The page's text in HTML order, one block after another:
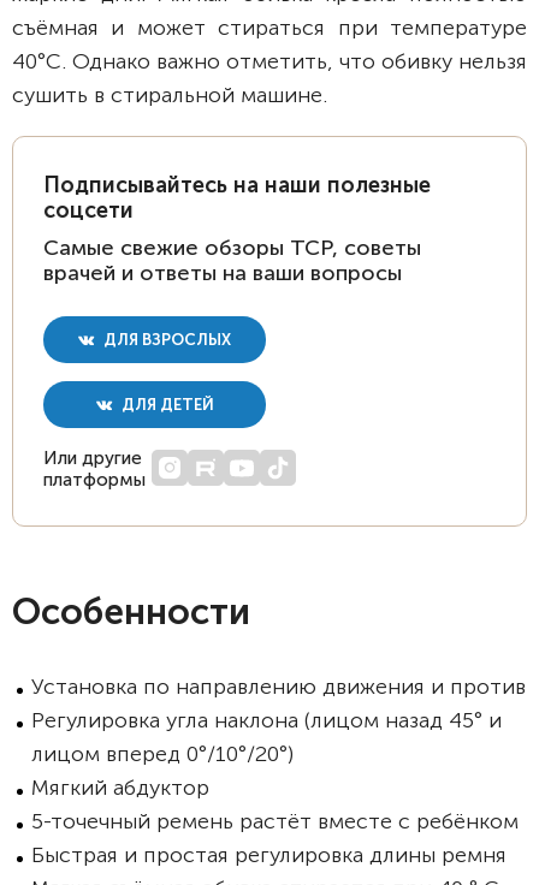
съёмная и может стираться при температуре
40°C. Однако важно отметить, что обивку нельзя
сушить в стиральной машине.
Подписывайтесь на наши полезные
соцсети
Самые свежие обзоры ТСР, советы
врачей и ответы на ваши вопросы
ДЛЯ ВЗРОСЛЫХ
ДЛЯ ДЕТЕЙ
Или другие
платформы
Особенности
Установка по направлению движения и против
Регулировка угла наклона (лицом назад 45° и
лицом вперед 0°/10°/20°)
Мягкий абдуктор
5-точечный ремень растёт вместе с ребёнком
Быстрая и простая регулировка длины ремня